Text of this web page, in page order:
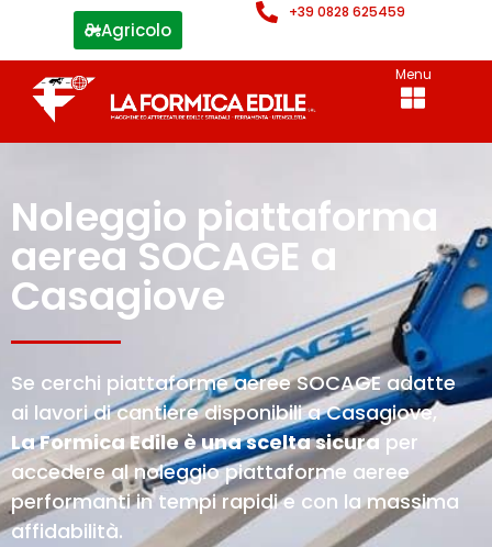
Agricolo
+39 0828 625459
Menu
Noleggio piattaforma
aerea SOCAGE a
Casagiove
Se cerchi piattaforme aeree SOCAGE adatte
ai lavori di cantiere disponibili a Casagiove,
La Formica Edile è una scelta sicuraper
accedere al noleggio piattaforme aeree
performanti in tempi rapidi e con la massima
affidabilità.